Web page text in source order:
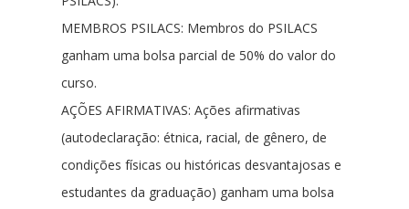
MEMBROS PSILACS: Membros do PSILACS
ganham uma bolsa parcial de 50% do valor do
curso.
AÇÕES AFIRMATIVAS: Ações afirmativas
(autodeclaração: étnica, racial, de gênero, de
condições físicas ou históricas desvantajosas e
estudantes da graduação) ganham uma bolsa